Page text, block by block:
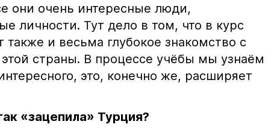
они очень интересные люди,
личности. Тут дело в том, что в курс
также и весьма глубокое знакомство с
страны. В процессе учёбы мы узнаём
это, конечно же, расширяет
«зацепила» Турция?